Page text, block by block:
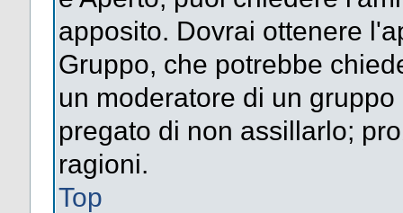
apposito. Dovrai ottenere
Gruppo, che potrebbe
un moderatore di un
pregato di non assillarlo;
ragioni.
Top